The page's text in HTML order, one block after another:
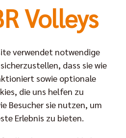
Volleys
verwendet notwendige
dass sie wie
sowie optionale
die uns helfen zu
Besucher sie nutzen, um
Erlebnis zu bieten.